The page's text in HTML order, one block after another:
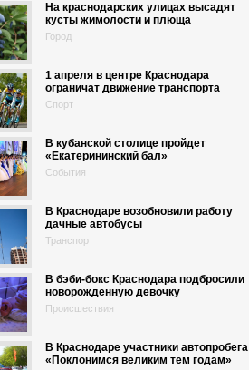
На краснодарских улицах высадят
кусты жимолости и плюща
Город
1 апреля в центре Краснодара
ограничат движение транспорта
Спорт
В кубанской столице пройдет
«Екатерининский бал»
События
В Краснодаре возобновили работу
дачные автобусы
Транспорт
В бэби-бокс Краснодара подбросили
новорожденную девочку
Происшествия
В Краснодаре участники автопробега
«Поклонимся великим тем годам»